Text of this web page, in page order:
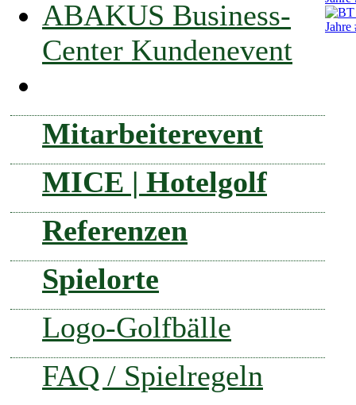
ABAKUS Business-
Center Kundenevent
Mitarbeiterevent
MICE | Hotelgolf
Referenzen
Spielorte
Logo-Golfbälle
FAQ / Spielregeln